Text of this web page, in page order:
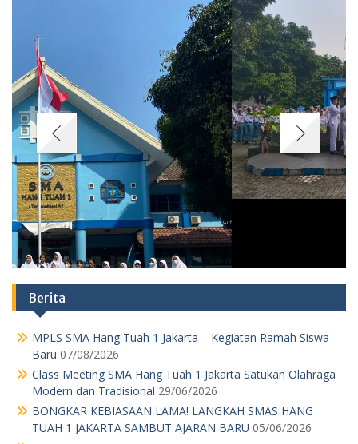
Berita
MPLS SMA Hang Tuah 1 Jakarta – Kegiatan Ramah Siswa
Baru 07/08/2026
Class Meeting SMA Hang Tuah 1 Jakarta Satukan Olahraga
Modern dan Tradisional
BONGKAR KEBIASAAN LAMA! LANGKAH SMAS HANG
TUAH 1 JAKARTA SAMBUT AJARAN BARU
MENGAPA SEKOLAH HARUS MENJADI LABORATORIUM
KEBANGSAAN? 01/06/2026
Iduladha 2026 di Hang Tuah : Kegiatan Qurban dan
Memasak 29/05/2026